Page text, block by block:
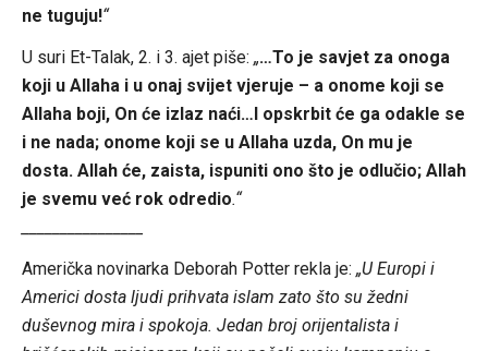
ne tuguju!“
U suri Et-Talak, 2. i 3. ajet piše: „…To je savjet za onoga
koji u Allaha i u onaj svijet vjeruje – a onome koji se
Allaha boji, On će izlaz naći…I opskrbit će ga odakle se
i ne nada; onome koji se u Allaha uzda, On mu je
dosta. Allah će, zaista, ispuniti ono što je odlučio; Allah
je svemu već rok odredio.“
Američka novinarka Deborah Potter rekla je: „U Europi i
Americi dosta ljudi prihvata islam zato što su žedni
duševnog mira i spokoja. Jedan broj orijentalista i